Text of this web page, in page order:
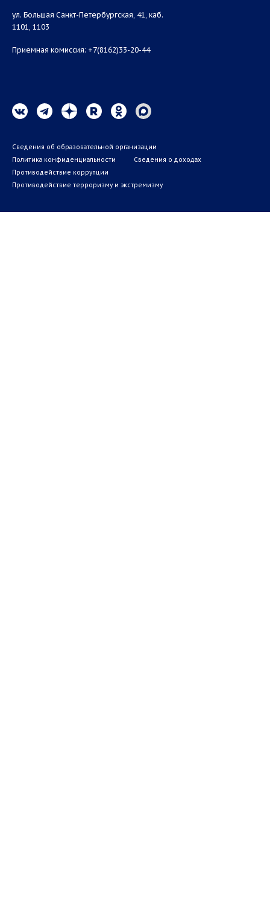
ул. Большая Санкт-Петербургская, 41, каб.
1101, 1103
Приемная комиссия: +7(8162)33-20-44
Сведения об образовательной организации
Политика конфиденциальности
Сведения о доходах
Противодействие коррупции
Противодействие терроризму и экстремизму